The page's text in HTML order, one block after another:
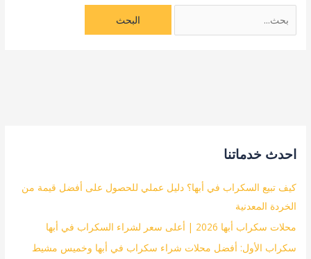
احدث خدماتنا
كيف تبيع السكراب في أبها؟ دليل عملي للحصول على أفضل قيمة من
الخردة المعدنية
محلات سكراب أبها 2026 | أعلى سعر لشراء السكراب في أبها
سكراب الأول: أفضل محلات شراء سكراب في أبها وخميس مشيط